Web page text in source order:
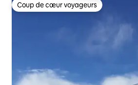
Coup de cœur voyageurs
Coup de cœur voyageurs